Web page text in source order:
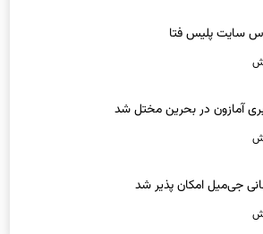
سایت پلیس فتا
آمازون در بحرین مختل شد
جی‌میل امکان پذیر شد